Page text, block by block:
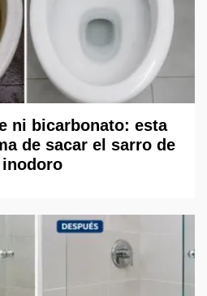
ni bicarbonato: esta
de sacar el sarro de
inodoro